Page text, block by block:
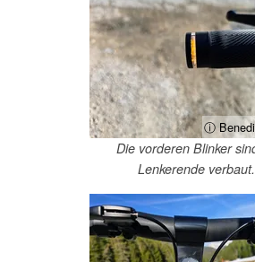
ⓘ
Die vorderen Blinker
Lenkerende verbaut.